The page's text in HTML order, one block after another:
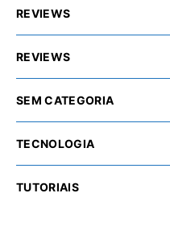
REVIEWS
REVIEWS
SEM CATEGORIA
TECNOLOGIA
TUTORIAIS